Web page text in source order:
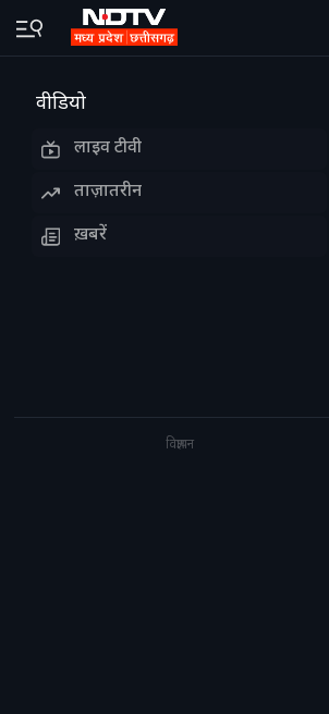
वीडियो
लाइव टीवी
ताज़ातरीन
ख़बरें
विज्ञापन